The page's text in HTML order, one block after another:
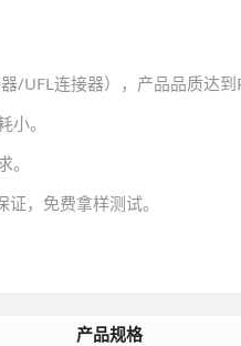
/UFL连接器），产品品质达到
。
，免费拿样测试。
产品规格